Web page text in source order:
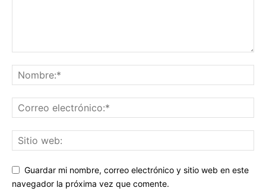
Guardar mi nombre, correo electrónico y sitio web en este
navegador la próxima vez que comente.